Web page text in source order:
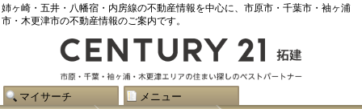
姉ヶ崎・五井・八幡宿・内房線の不動産情報を中心に、市原市・千葉市・袖ヶ浦
市・木更津市の不動産情報のご案内です。
メニュー
マイサーチ